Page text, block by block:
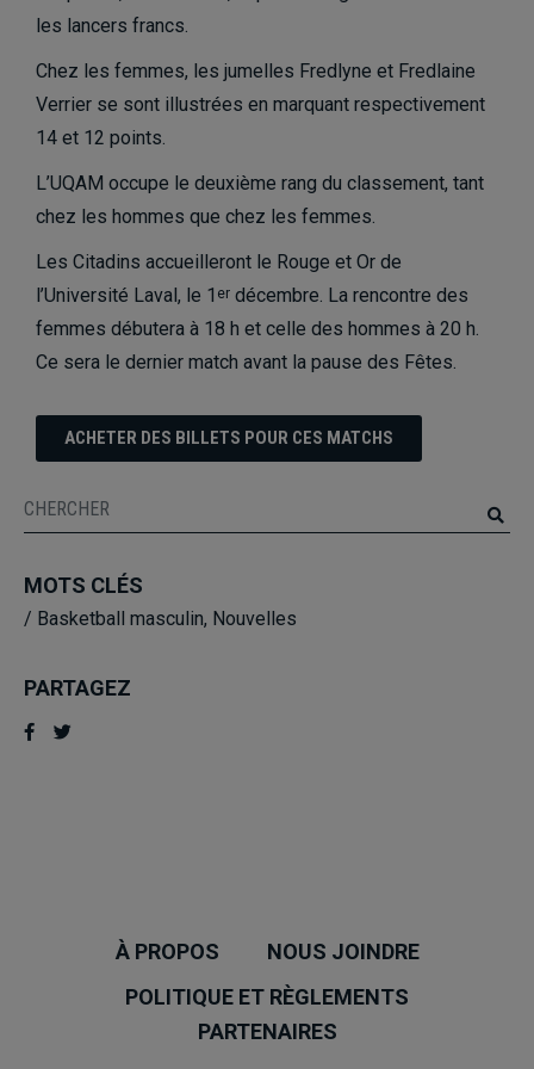
les lancers francs.
Chez les femmes, les jumelles Fredlyne et Fredlaine
Verrier se sont illustrées en marquant respectivement
14 et 12 points.
L’UQAM occupe le deuxième rang du classement, tant
chez les hommes que chez les femmes.
Les Citadins accueilleront le Rouge et Or de
l’Université Laval, le 1 er décembre. La rencontre des
femmes débutera à 18 h et celle des hommes à 20 h.
Ce sera le dernier match avant la pause des Fêtes.
ACHETER DES BILLETS POUR CES MATCHS
MOTS CLÉS
/ Basketball masculin, Nouvelles
PARTAGEZ
À PROPOS
NOUS JOINDRE
POLITIQUE ET RÈGLEMENTS
PARTENAIRES